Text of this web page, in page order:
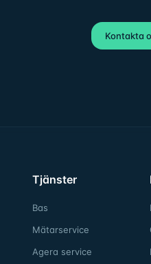
Kontakta
Tjänster
Bas
Mätarservice
Agera service